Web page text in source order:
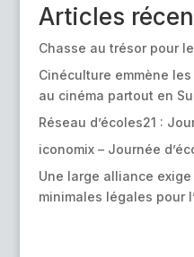
Articles
Chasse au trésor pour
Cinéculture emmène
au cinéma partout en
Réseau d’écoles21 :
iconomix – Journée
Une large alliance
minimales légales pour